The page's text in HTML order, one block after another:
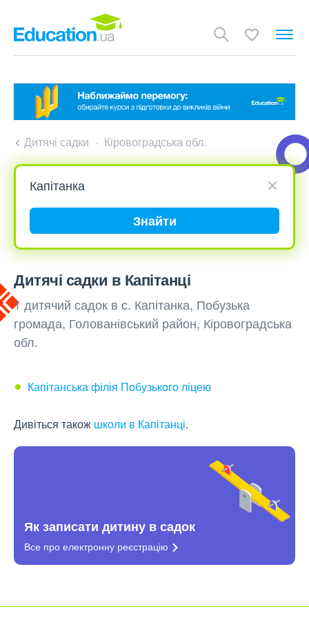
Дитячі садки Кіровоградська обл.
Знайти
Дитячі садки в Капітанці
1 дитячий садок в с. Капітанка, Побузька
громада, Голованівський район, Кіровоградська
обл.
Капітанська філія Побузького ліцею
Дивіться також школи в Капітанці.
Як записати дитину в садок
Все про електронну реєстрацію